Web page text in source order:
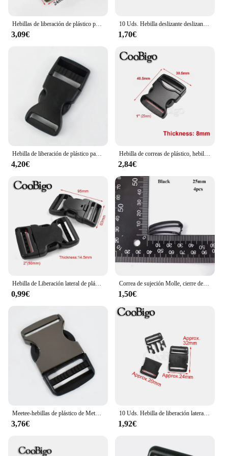
Hebillas de liberación de plástico para correas, ganchos de ajuste de correa de bolso, accesorios para manualidades de cuero, 2/4 piezas, 20/25/37/50mm
3,09€
10 Uds. Hebilla deslizante deslizante Clip ajustable para mochila al aire libre bolsa cinturón correas plástico negro 20 25 32 38 50mm
1,70€
Hebilla de liberación de plástico para mochila, cierre de correa para Collar de mascotas, accesorios de bricolaje, 10/20 piezas, 10/15/20/25/32/38mm
4,20€
Hebilla de correas de plástico, hebillas de liberación, Clip de correa, cinturón táctico para hombre, pulsera de Paracord, accesorios para bolso, 20mm, 25mm, 32mm, 38mm y 50mm
2,84€
0,99€
Correa de sujeción Molle, cierre de Clip, hebilla de correa, cinturón de cintura, bolsa de enlace, ajuste de deslizamiento rápido, mochila, 25mm, 38mm, 50mm
1,50€
3,76€
10 Uds. Hebilla de liberación lateral rápida de plástico, correas para Collar de perro, correa para mochila, cinturón de equipaje, accesorios DIY, negro, 20mm, 25mm, 30mm y 38mm
1,92€